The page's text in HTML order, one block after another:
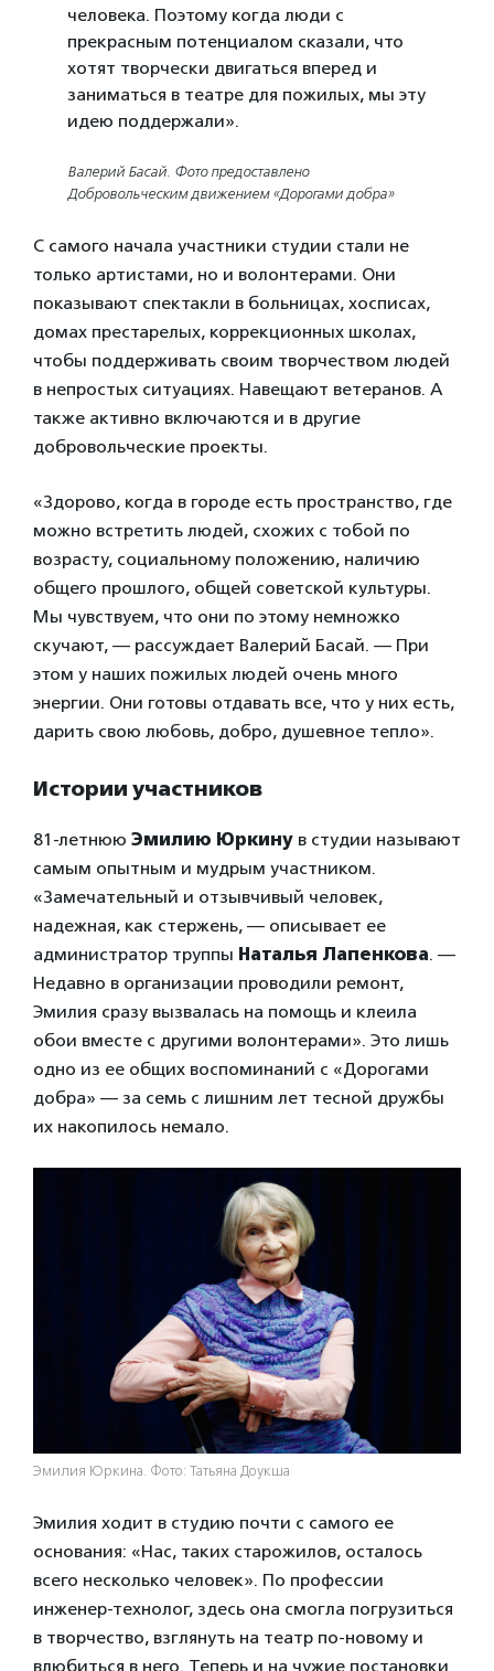
человека. Поэтому когда люди с
прекрасным потенциалом сказали, что
хотят творчески двигаться вперед и
заниматься в театре для пожилых, мы эту
идею поддержали».
Валерий Басай. Фото предоставлено
Добровольческим движением «Дорогами добра»
С самого начала участники студии стали не
только артистами, но и волонтерами. Они
показывают спектакли в больницах, хосписах,
домах престарелых, коррекционных школах,
чтобы поддерживать своим творчеством людей
в непростых ситуациях. Навещают ветеранов. А
также активно включаются и в другие
добровольческие проекты.
«Здорово, когда в городе есть пространство, где
можно встретить людей, схожих с тобой по
возрасту, социальному положению, наличию
общего прошлого, общей советской культуры.
Мы чувствуем, что они по этому немножко
скучают, — рассуждает Валерий Басай. — При
этом у наших пожилых людей очень много
энергии. Они готовы отдавать все, что у них есть,
дарить свою любовь, добро, душевное тепло».
Истории участников
81-летнюю Эмилию Юркину в студии называют
самым опытным и мудрым участником.
«Замечательный и отзывчивый человек,
надежная, как стержень, — описывает ее
администратор труппы Наталья Лапенкова. —
Недавно в организации проводили ремонт,
Эмилия сразу вызвалась на помощь и клеила
обои вместе с другими волонтерами». Это лишь
одно из ее общих воспоминаний с «Дорогами
добра» — за семь с лишним лет тесной дружбы
их накопилось немало.
Эмилия Юркина. Фото: Татьяна Доукша
Эмилия ходит в студию почти с самого ее
основания: «Нас, таких старожилов, осталось
всего несколько человек». По профессии
инженер-технолог, здесь она смогла погрузиться
в творчество, взглянуть на театр по-новому и
влюбиться в него. Теперь и на чужие постановки